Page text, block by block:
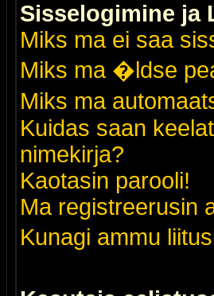
Sisselogimine ja
Miks ma ei saa
Miks ma �ldse
Miks ma
Kuidas saan
nimekirja?
Kaotasin parooli!
Ma registreerusin
Kunagi ammu